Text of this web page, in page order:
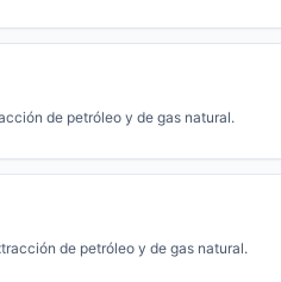
de petróleo y de gas natural.
de petróleo y de gas natural.